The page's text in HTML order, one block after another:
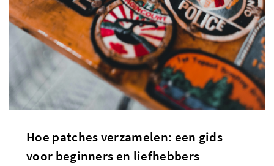
Hoe patches verzamelen: een gids
voor beginners en liefhebbers